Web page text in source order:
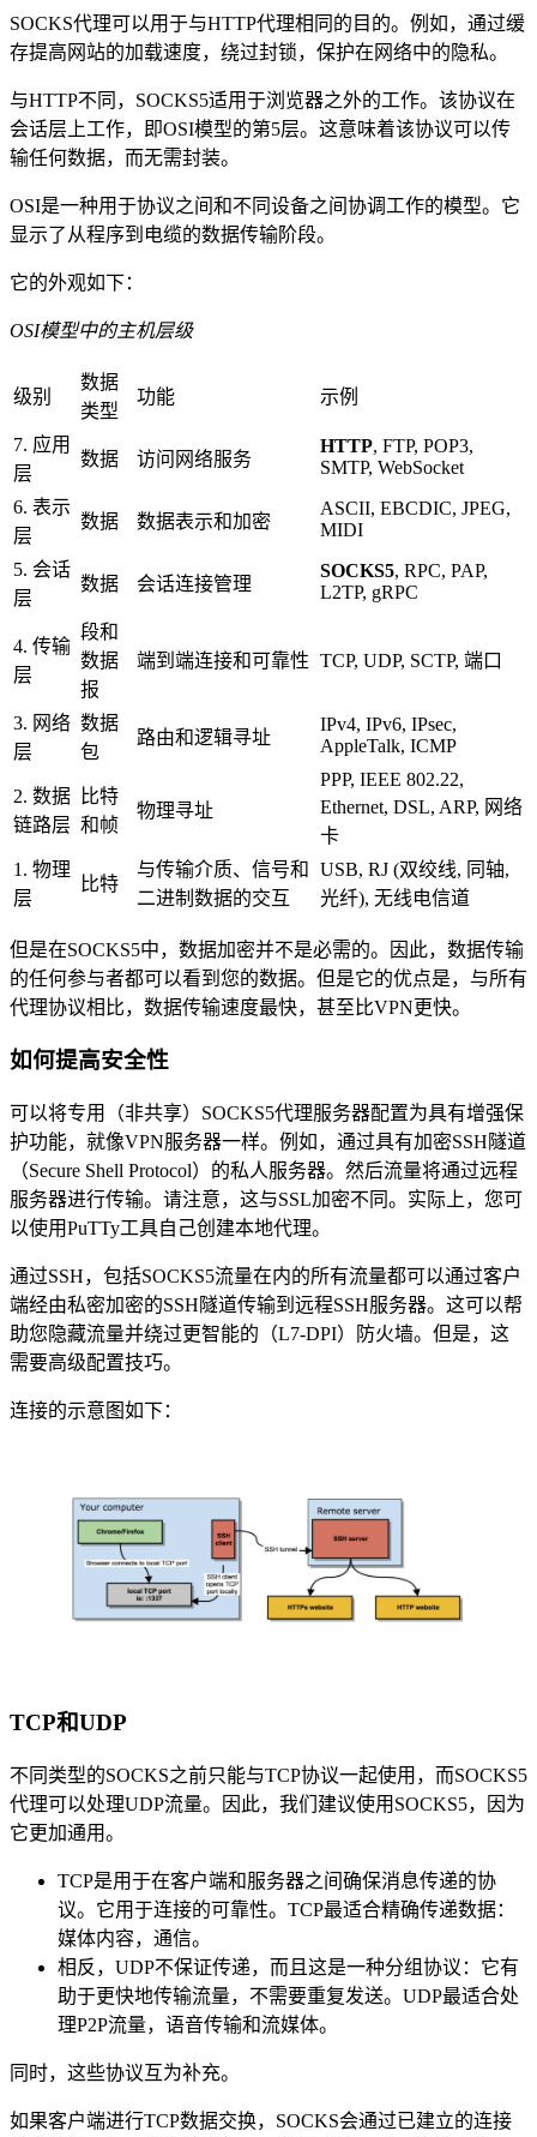
SOCKS代理可以用于与HTTP代理相同的目的。例如，通过缓
存提高网站的加载速度，绕过封锁，保护在网络中的隐私。
与HTTP不同，SOCKS5适用于浏览器之外的工作。该协议在
会话层上工作，即OSI模型的第5层。这意味着该协议可以传
输任何数据，而无需封装。
OSI是一种用于协议之间和不同设备之间协调工作的模型。它
显示了从程序到电缆的数据传输阶段。
它的外观如下：
OSI模型中的主机层级
级别
数据
类型
功能 示例
7. 应用
层
数据 访问网络服务
HTTP, FTP, POP3,
SMTP, WebSocket
6. 表示
层
数据 数据表示和加密
ASCII, EBCDIC, JPEG,
MIDI
5. 会话
层
数据 会话连接管理
SOCKS5, RPC, PAP,
L2TP, gRPC
4. 传输
层
段和
数据
报
端到端连接和可靠性 TCP, UDP, SCTP, 端口
3. 网络
层
数据
包
路由和逻辑寻址
IPv4, IPv6, IPsec,
AppleTalk, ICMP
2. 数据
链路层
比特
和帧
物理寻址
PPP, IEEE 802.22,
Ethernet, DSL, ARP, 网络
卡
1. 物理
层
比特
与传输介质、信号和
二进制数据的交互
USB, RJ (双绞线, 同轴,
光纤), 无线电信道
但是在SOCKS5中，数据加密并不是必需的。因此，数据传输
的任何参与者都可以看到您的数据。但是它的优点是，与所有
代理协议相比，数据传输速度最快，甚至比VPN更快。
如何提高安全性
可以将专用（非共享）SOCKS5代理服务器配置为具有增强保
护功能，就像VPN服务器一样。例如，通过具有加密SSH隧道
（Secure Shell Protocol）的私人服务器。然后流量将通过远程
服务器进行传输。请注意，这与SSL加密不同。实际上，您可
以使用PuTTy工具自己创建本地代理。
通过SSH，包括SOCKS5流量在内的所有流量都可以通过客户
端经由私密加密的SSH隧道传输到远程SSH服务器。这可以帮
助您隐藏流量并绕过更智能的（L7-DPI）防火墙。但是，这
需要高级配置技巧。
连接的示意图如下：
TCP和UDP
不同类型的SOCKS之前只能与TCP协议一起使用，而SOCKS5
代理可以处理UDP流量。因此，我们建议使用SOCKS5，因为
它更加通用。
TCP是用于在客户端和服务器之间确保消息传递的协
议。它用于连接的可靠性。TCP最适合精确传递数据：
媒体内容，通信。
相反，UDP不保证传递，而且这是一种分组协议：它有
助于更快地传输流量，不需要重复发送。UDP最适合处
理P2P流量，语音传输和流媒体。
同时，这些协议互为补充。
如果客户端进行TCP数据交换，SOCKS会通过已建立的连接